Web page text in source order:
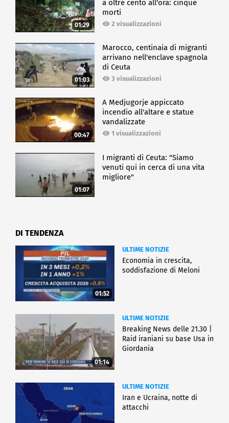
01:29
a oltre cento all'ora: cinque
morti
2 visualizzazioni
01:03
Marocco, centinaia di migranti
arrivano nell'enclave spagnola
di Ceuta
3 visualizzazioni
00:47
A Medjugorje appiccato
incendio all'altare e statue
vandalizzate
1 visualizzazioni
01:07
I migranti di Ceuta: "Siamo
venuti qui in cerca di una vita
migliore"
DI TENDENZA
01:52
ULTIME NOTIZIE
Economia in crescita,
soddisfazione di Meloni
01:14
ULTIME NOTIZIE
Breaking News delle 21.30 |
Raid iraniani su base Usa in
Giordania
ULTIME NOTIZIE
Iran e Ucraina, notte di
attacchi